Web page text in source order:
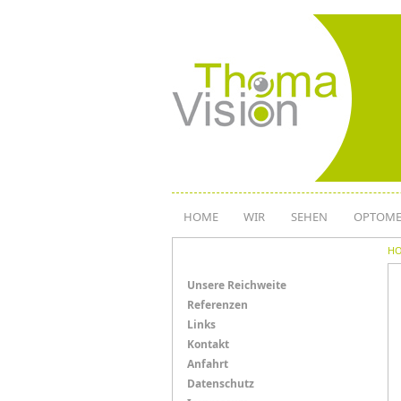
HOME WIR SEHEN
Menü
Links
Unsere Reichweite
Referenzen
Links
Kontakt
Anfahrt
Datenschutz